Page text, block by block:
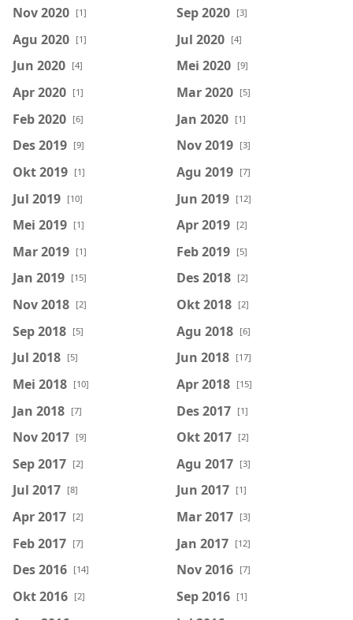
Nov 2020 [1] Sep 2020 [3]
Agu 2020 [1] Jul 2020 [4]
Jun 2020 [4] Mei 2020 [9]
Apr 2020 [1] Mar 2020 [5]
Feb 2020 [6] Jan 2020 [1]
Des 2019 [9] Nov 2019 [3]
Okt 2019 [1] Agu 2019 [7]
Jul 2019 [10] Jun 2019 [12]
Mei 2019 [1] Apr 2019 [2]
Mar 2019 [1] Feb 2019 [5]
Jan 2019 [15] Des 2018 [2]
Nov 2018 [2] Okt 2018 [2]
Sep 2018 [5] Agu 2018 [6]
Jul 2018 [5] Jun 2018 [17]
Mei 2018 [10] Apr 2018 [15]
Jan 2018 [7] Des 2017 [1]
Nov 2017 [9] Okt 2017 [2]
Sep 2017 [2] Agu 2017 [3]
Jul 2017 [8] Jun 2017 [1]
Apr 2017 [2] Mar 2017 [3]
Feb 2017 [7] Jan 2017 [12]
Des 2016 [14] Nov 2016 [7]
Okt 2016 [2] Sep 2016 [1]